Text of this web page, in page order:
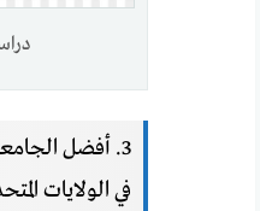
3. أفضل
في الولايات